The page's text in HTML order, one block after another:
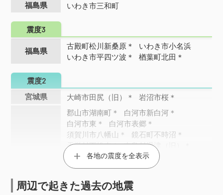
福島県
いわき市三和町
震度3
福島県
古殿町松川新桑原＊
いわき市小名浜
いわき市平四ツ波＊
楢葉町北田＊
震度2
宮城県
大崎市田尻（旧）＊ 岩沼市桜＊
郡山市湖南町＊
白河市新白河＊
白河市東＊
白河市表郷＊
須賀川市八幡山＊
鏡石町不時沼＊
天栄村下松本＊ 中島村滑津（旧）＊
矢吹町一本木＊ 棚倉町棚倉中居野
玉川村小高＊ 平田村永田（旧）＊
浅川町浅川＊
田村市大越町＊
田村市都路町＊ 田村市滝根町＊
各地の震度を全表示
周辺で起きた過去の地震